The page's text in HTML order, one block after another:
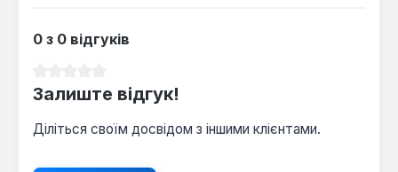
0 з 0 відгуків
Залиште відгук!
Діліться своїм досвідом з іншими клієнтами.